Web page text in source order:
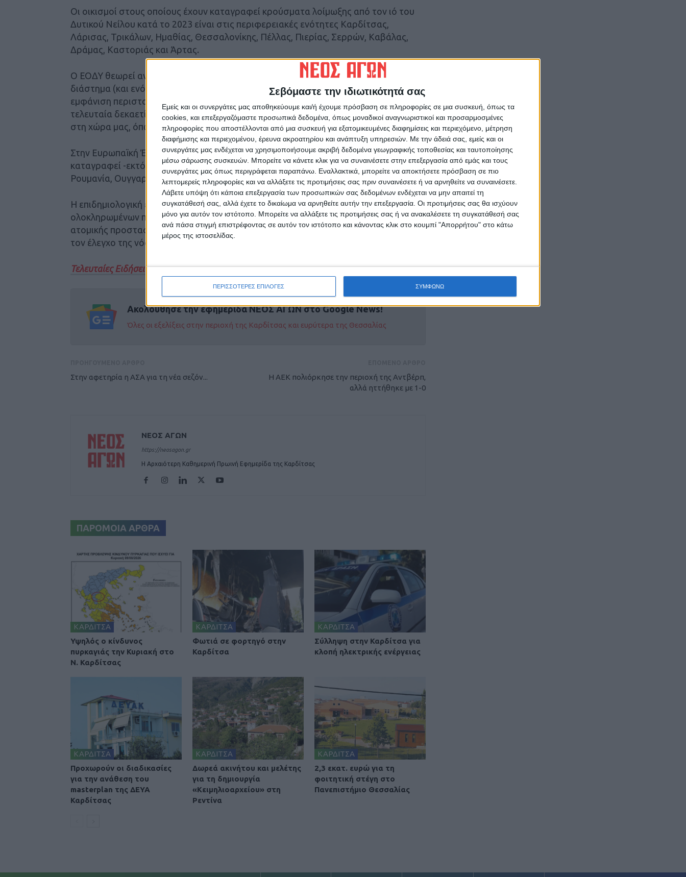
Σεβόμαστε την ιδιωτικότητά σας
Εμείς και οι συνεργάτες μας αποθηκεύουμε και/ή έχουμε πρόσβαση σε πληροφορίες σε μια συσκευή, όπως τα
cookies, και επεξεργαζόμαστε προσωπικά δεδομένα, όπως μοναδικοί αναγνωριστικοί και προσαρμοσμένες
πληροφορίες που αποστέλλονται από μια συσκευή για εξατομικευμένες διαφημίσεις και περιεχόμενο, μέτρηση
διαφήμισης και περιεχομένου, έρευνα ακροατηρίου και ανάπτυξη υπηρεσιών. Με την άδειά σας, εμείς και οι
συνεργάτες μας ενδέχεται να χρησιμοποιήσουμε ακριβή δεδομένα γεωγραφικής τοποθεσίας και ταυτοποίησης
μέσω σάρωσης συσκευών. Μπορείτε να κάνετε κλικ για να συναινέσετε στην επεξεργασία από εμάς και τους
συνεργάτες μας όπως περιγράφεται παραπάνω. Εναλλακτικά, μπορείτε να αποκτήσετε πρόσβαση σε πιο
λεπτομερείς πληροφορίες και να αλλάξετε τις προτιμήσεις σας πριν συναινέσετε ή να αρνηθείτε να συναινέσετε.
Λάβετε υπόψη ότι κάποια επεξεργασία των προσωπικών σας δεδομένων ενδέχεται να μην απαιτεί τη
συγκατάθεσή σας, αλλά έχετε το δικαίωμα να αρνηθείτε αυτήν την επεξεργασία. Οι προτιμήσεις σας θα ισχύουν
μόνο για αυτόν τον ιστότοπο. Μπορείτε να αλλάξετε τις προτιμήσεις σας ή να ανακαλέσετε τη συγκατάθεσή σας
ανά πάσα στιγμή επιστρέφοντας σε αυτόν τον ιστότοπο και κάνοντας κλικ στο κουμπί "Απορρήτου" στο κάτω
μέρος της ιστοσελίδας.
ΠΕΡΙΣΣΟΤΕΡΕΣ ΕΠΙΛΟΓΕΣ ΣΥΜΦΩΝΩ
Οι οικισμοί στους οποίους έχουν καταγραφεί κρούσματα λοίμωξης από τον ιό του
Δυτικού Νείλου κατά το 2023 είναι στις περιφερειακές ενότητες Καρδίτσας,
Λάρισας, Τρικάλων, Ημαθίας, Θεσσαλονίκης, Πέλλας, Πιερίας, Σερρών, Καβάλας,
Δράμας, Καστοριάς και Άρτας.
Ο ΕΟΔΥ θεωρεί αναμενόμενη τη διάγνωση περαιτέρω κρουσμάτων το ερχόμενο
διάστημα (και ενόψει της ευαισθητοποίησης των επαγγελματιών υγείας). Η
εμφάνιση περιστατικών λοίμωξης από τον ιό, σε ετήσια -σχεδόν- βάση κατά την
τελευταία δεκαετία υποδηλώνει ότι ο ιός του Δυτικού Νείλου έχει εγκατασταθεί και
στη χώρα μας, όπως και σε άλλες ευρωπαϊκές χώρες.
Στην Ευρωπαϊκή Ένωση και σε χώρες γειτονικές αυτής, κατά το 2023, έχουν
καταγραφεί -εκτός από τη χώρα μας- κρούσματα λοίμωξης σε Ιταλία, Γαλλία,
Ρουμανία, Ουγγαρία, Γερμανία, Ισπανία, Βόρεια Μακεδονία και Σερβία.
Η επιδημιολογική επιτήρηση της νόσου, η έγκαιρη εφαρμογή κατάλληλων
ολοκληρωμένων προγραμμάτων καταπολέμησης κουνουπιών και η λήψη μέτρων
ατομικής προστασίας από τα κουνούπια αποτελούν τα πλέον ενδεδειγμένα μέτρα για
τον έλεγχο της νόσου, καταλήγει ο ΕΟΔΥ.
Τελευταίες Ειδήσεις Σήμερα
Ακολούθησε την εφημερίδα ΝΕΟΣ ΑΓΩΝ στο Google News!
Όλες οι εξελίξεις στην περιοχή της Καρδίτσας και ευρύτερα της Θεσσαλίας
Στην αφετηρία η ΑΣΑ για τη νέα σεζόν...
Η ΑΕΚ πολιόρκησε την περιοχή της Αντβέρπ,
αλλά ηττήθηκε με 1-0
ΝΕΟΣ ΑΓΩΝ
https://neosagon.gr
Η Αρχαιότερη Καθημερινή Πρωινή Εφημερίδα της Καρδίτσας
ΠΑΡΟΜΟΙΑ ΑΡΘΡΑ
ΚΑΡΔΙΤΣΑ
Υψηλός ο κίνδυνος
πυρκαγιάς την Κυριακή στο
Ν. Καρδίτσας
ΚΑΡΔΙΤΣΑ
Φωτιά σε φορτηγό στην
Καρδίτσα
ΚΑΡΔΙΤΣΑ
Σύλληψη στην Καρδίτσα για
κλοπή ηλεκτρικής ενέργειας
ΚΑΡΔΙΤΣΑ
Προχωρούν οι διαδικασίες
για την ανάθεση του
masterplan της ΔΕΥΑ
Καρδίτσας
ΚΑΡΔΙΤΣΑ
Δωρεά ακινήτου και μελέτης
για τη δημιουργία
«Κειμηλιοαρχείου» στη
Ρεντίνα
ΚΑΡΔΙΤΣΑ
2,3 εκατ. ευρώ για τη
φοιτητική στέγη στο
Πανεπιστήμιο Θεσσαλίας